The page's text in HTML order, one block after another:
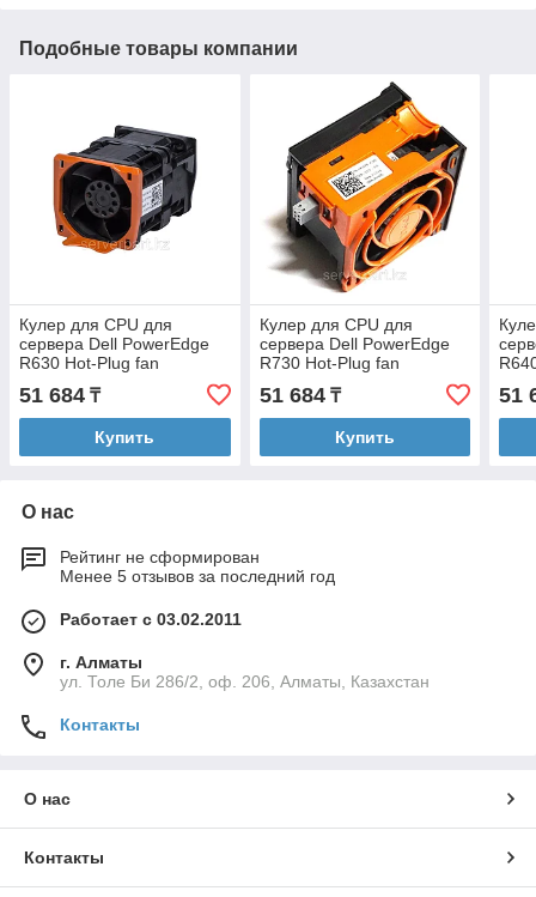
Подобные товары компании
Кулер для СPU для
сервера Dell PowerEdge
R630 Hot-Plug fan
51 684 ₸
Купить
Кулер для СPU для
сервера Dell PowerEdge
R730 Hot-Plug fan
51 684₸
Купить
51
О нас
Рейтинг не сформирован
Менее 5 отзывов за последний год
Работает с 03.02.2011
г. Алматы
ул. Толе Би 286/2, оф. 206, Алматы, Казахстан
Контакты
О нас
Контакты